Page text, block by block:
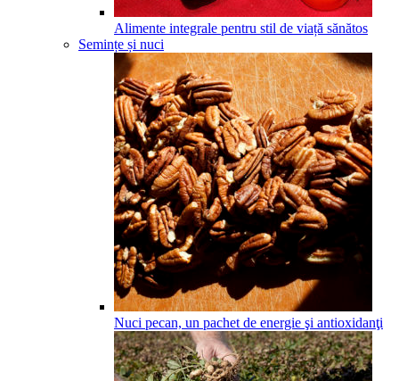
Alimente integrale pentru stil de viață sănătos
Semințe și nuci
Nuci pecan, un pachet de energie şi antioxidanţi